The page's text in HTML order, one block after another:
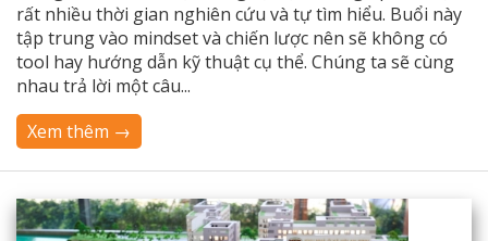
rất nhiều thời gian nghiên cứu và tự tìm hiểu. Buổi này
tập trung vào mindset và chiến lược nên sẽ không có
tool hay hướng dẫn kỹ thuật cụ thể. Chúng ta sẽ cùng
nhau trả lời một câu...
Xem thêm →